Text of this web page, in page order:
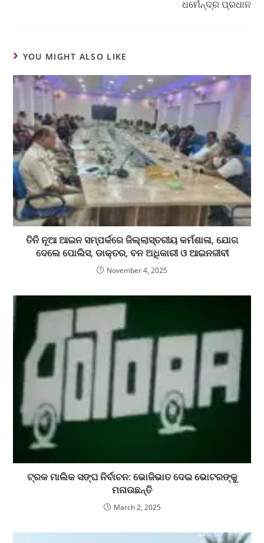
ଧର୍ମେନ୍ଦ୍ର ପ୍ରଧାନ
YOU MIGHT ALSO LIKE
ତିନି ନୂଆ ଆଇନ ସମ୍ପର୍କରେ ଜିଲ୍ଲାସ୍ତରୀୟ କର୍ମଶାଳା, ଯୋଗ
ଦେଲେ ପୋଲିସ, ଡାକ୍ତର, ବନ ଅଧିକାରୀ ଓ ଆଇନଜୀବୀ
November 4, 2025
ଟ୍ରକ ମାଲିକ ସଙ୍ଘ ନିର୍ବାଚନ: ଭୋଜିଭାତ ଦେଇ ଭୋଟରଙ୍କୁ
ମନାଉଛନ୍ତି
March 2, 2025